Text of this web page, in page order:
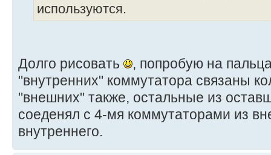
используются.
Долго рисовать
, попробую на
"внутренних" коммутатора связаны
"внешних" также, остальные из
соеденял с 4-мя коммутаторами из
внутреннего.